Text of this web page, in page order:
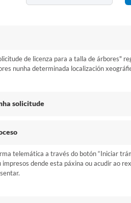
de licenza para a talla de árbores"
nunha determinada localización
solicitude
telemática a través do botón “Iniciar
impresos dende esta páxina ou acudir ao